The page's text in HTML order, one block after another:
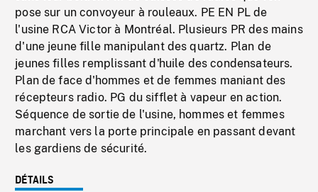
pose sur un convoyeur à rouleaux. PE EN PL de
l'usine RCA Victor à Montréal. Plusieurs PR des mains
d'une jeune fille manipulant des quartz. Plan de
jeunes filles remplissant d'huile des condensateurs.
Plan de face d'hommes et de femmes maniant des
récepteurs radio. PG du sifflet à vapeur en action.
Séquence de sortie de l'usine, hommes et femmes
marchant vers la porte principale en passant devant
les gardiens de sécurité.
DÉTAILS